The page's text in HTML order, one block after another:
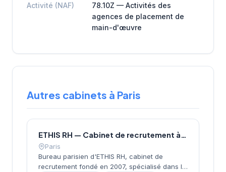
Activité (NAF)
78.10Z — Activités des
agences de placement de
main-d'œuvre
Autres cabinets à Paris
ETHIS RH — Cabinet de recrutement à Paris
Paris
Bureau parisien d'ETHIS RH, cabinet de
recrutement fondé en 2007, spécialisé dans le